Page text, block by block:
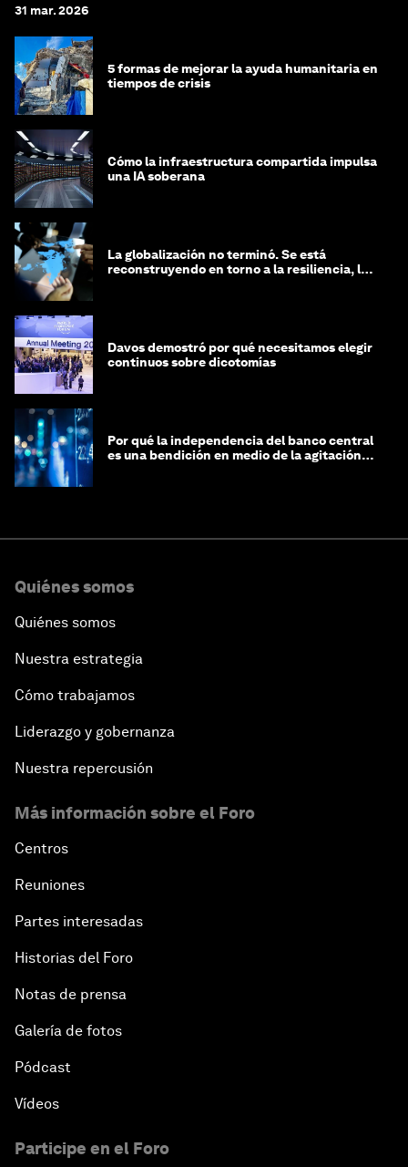
31 mar. 2026
5 formas de mejorar la ayuda humanitaria en
tiempos de crisis
Cómo la infraestructura compartida impulsa
una IA soberana
La globalización no terminó. Se está
reconstruyendo en torno a la resiliencia, las
Davos demostró por qué necesitamos elegir
continuos sobre dicotomías
Por qué la independencia del banco central
es una bendición en medio de la agitación
Quiénes somos
Quiénes somos
Nuestra estrategia
Cómo trabajamos
Liderazgo y gobernanza
Nuestra repercusión
Más información sobre el Foro
Centros
Reuniones
Partes interesadas
Historias del Foro
Notas de prensa
Galería de fotos
Pódcast
Vídeos
Participe en el Foro